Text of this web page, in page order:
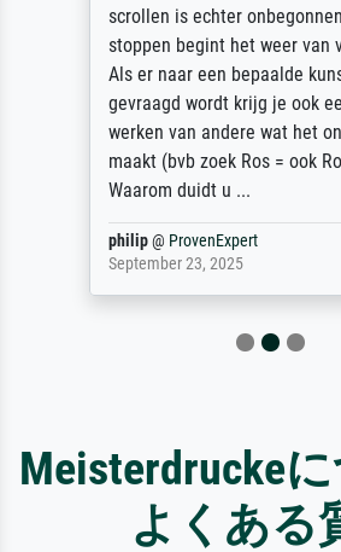
scrollen is echter onbegonnen
stoppen begint het weer van
Als er naar een bepaalde
gevraagd wordt krijg je ook
werken van andere wat het
maakt (bvb zoek Ros = ook
Waarom duidt u ...
philip@ProvenExpert
September 23, 2025
Meisterdrucke
よくある